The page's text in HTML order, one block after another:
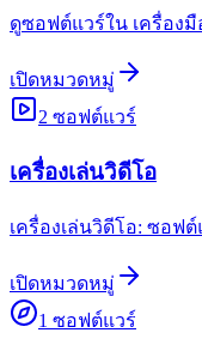
ดูซอฟต์แวร์ใน เครื่องมื
เปิดหมวดหมู่
2 ซอฟต์แวร์
เครื่องเล่นวิดีโอ
เครื่องเล่นวิดีโอ: ซอฟ
เปิดหมวดหมู่
1 ซอฟต์แวร์